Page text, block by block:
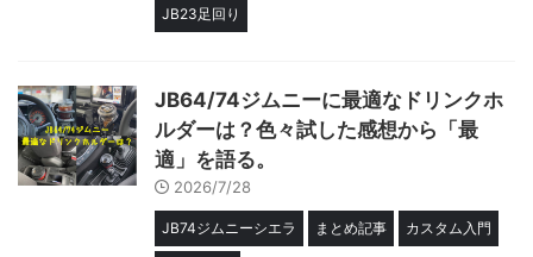
JB23足回り
JB64/74ジムニーに最適なドリンクホ
ルダーは？色々試した感想から「最
適」を語る。
2026/7/28
JB74ジムニーシエラ まとめ記事 カスタム入門